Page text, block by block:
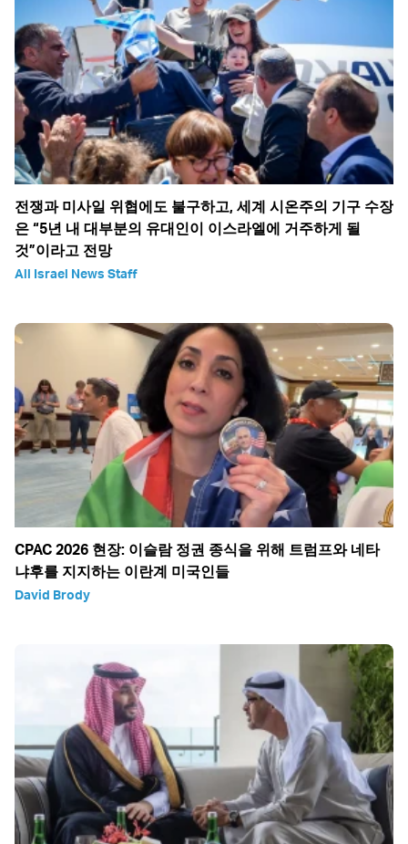
전쟁과 미사일 위협에도 불구하고, 세계 시온주의 기구 수장
은 “5년 내 대부분의 유대인이 이스라엘에 거주하게 될
것”이라고 전망
All Israel News Staff
CPAC 2026 현장: 이슬람 정권 종식을 위해 트럼프와 네타
냐후를 지지하는 이란계 미국인들
David Brody